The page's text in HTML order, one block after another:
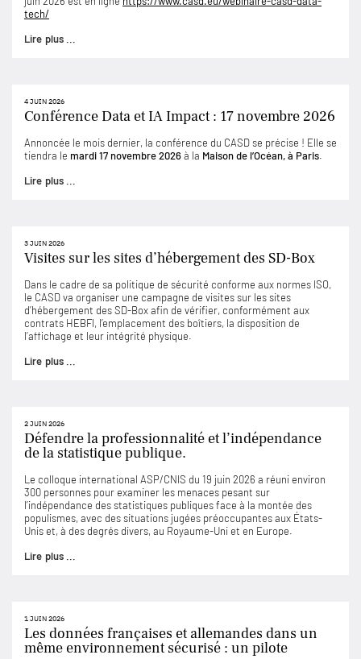
tech/
Lire plus ...
4 JUIN 2026
Conférence Data et IA Impact : 17 novembre 2026
Annoncée le mois dernier, la conférence du CASD se précise ! Elle se
tiendra le mardi 17 novembre 2026à la Maison de l’Océan, à Paris.
Lire plus ...
3 JUIN 2026
Visites sur les sites d’hébergement des SD-Box
Dans le cadre de sa politique de sécurité conforme aux normes ISO,
le CASD va organiser une campagne de visites sur les sites
d’hébergement des SD-Box afin de vérifier, conformément aux
contrats HEBFI, l’emplacement des boîtiers, la disposition de
l’affichage et leur intégrité physique.
Lire plus ...
2 JUIN 2026
Défendre la professionnalité et l’indépendance
de la statistique publique.
Le colloque international ASP/CNIS du 19 juin 2026 a réuni environ
300 personnes pour examiner les menaces pesant sur
l’indépendance des statistiques publiques face à la montée des
populismes, avec des situations jugées préoccupantes aux États-
Unis et, à des degrés divers, au Royaume-Uni et en Europe.
Lire plus ...
1 JUIN 2026
Les données françaises et allemandes dans un
même environnement sécurisé : un pilote